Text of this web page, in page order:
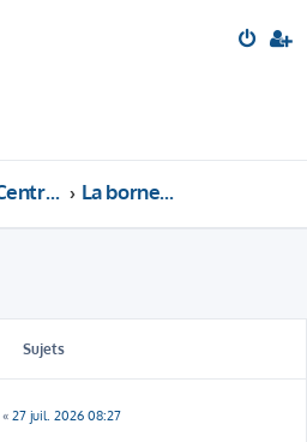
Le Central Perk La borne d'arcade
Sujets
« 27 juil. 2026 08:27